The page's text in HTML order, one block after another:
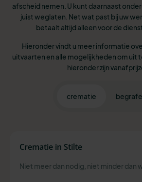
afscheid nemen. U kunt daarnaast
juist weglaten. Net wat past bij uw
betaalt altijd alleen voor de
Hieronder vindt u meer informatie
uitvaarten en alle mogelijkheden om uit
hieronder zijn
crematie
Crematie in Stilte
Niet meer dan nodig, niet minder dan